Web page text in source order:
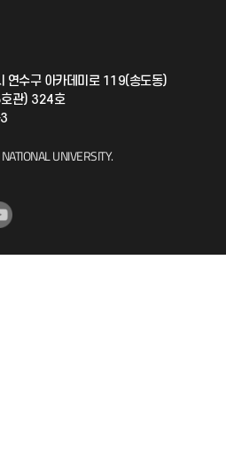
연수구 아카데미로 119(송도동)
호관) 324호
UNIVERSITY.